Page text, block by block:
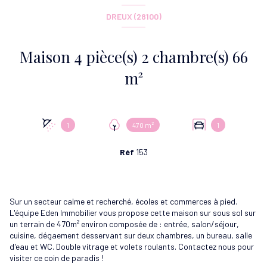
DREUX (28100)
Maison 4 pièce(s) 2 chambre(s) 66
m²
1 470 m² 1
Réf 153
Sur un secteur calme et recherché, écoles et commerces à pied.
L'équipe Eden Immobilier vous propose cette maison sur sous sol sur
un terrain de 470m² environ composée de : entrée, salon/séjour,
cuisine, dégaement desservant sur deux chambres, un bureau, salle
d'eau et WC. Double vitrage et volets roulants. Contactez nous pour
visiter ce coin de paradis !